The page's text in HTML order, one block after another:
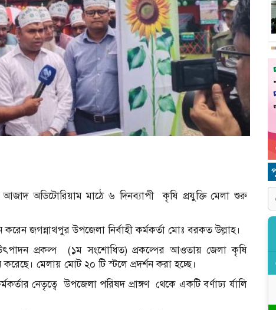
অডিটোরিয়াম মাঠে ৬ দিনব্যাপী
কৃষি প্রযুক্তি মেলা শুরু
জগন্নাথপুর উপজেলা নির্বাহী কর্মকর্তা মোঃ বরকত উল্লাহ।
প্রকল্প
(১ম সংশোধিত) প্রকল্পের আওতায় জেলা কৃষি
মেলায় মোট ২০ টি স্টলে প্রদর্শন করা হচ্ছে।
নেতৃত্বে উপজেলা পরিষদ প্রাঙ্গণ থেকে একটি বর্ণাঢ্য র্যালি